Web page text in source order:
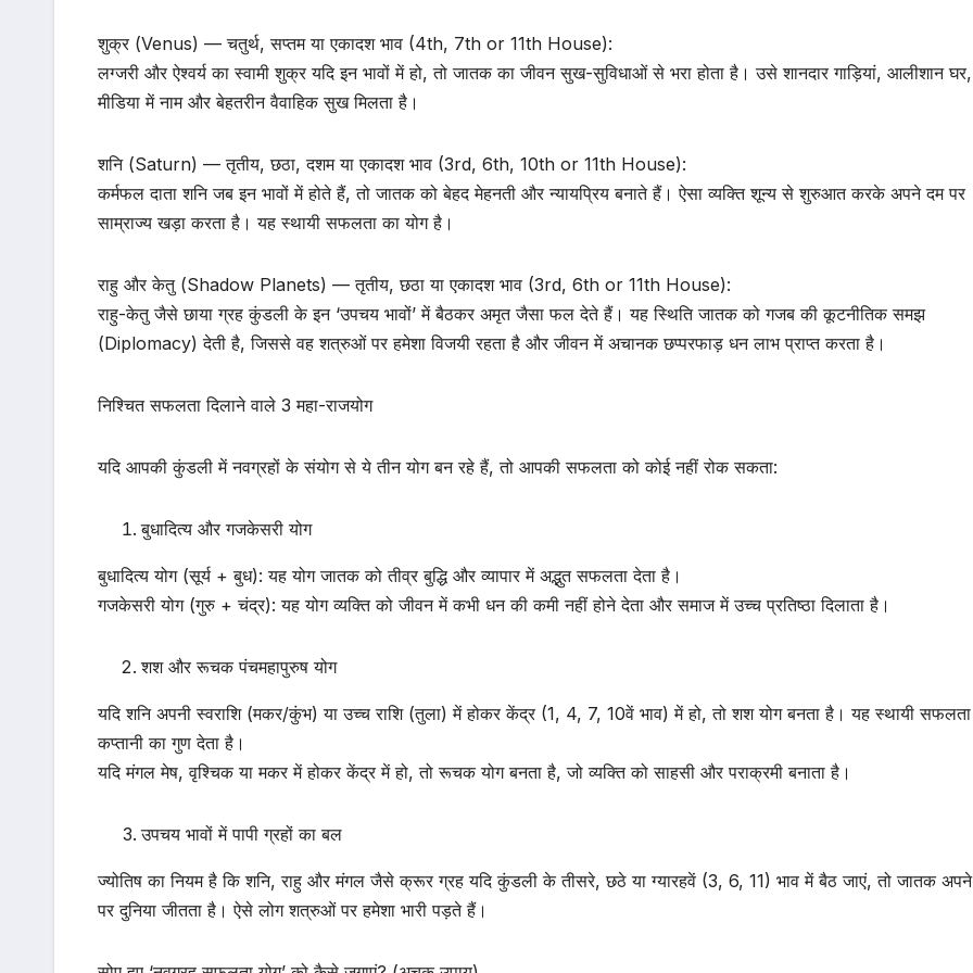
​शुक्र (Venus) — चतुर्थ, सप्तम या एकादश भाव (4th, 7th or 11th House):
लग्जरी और ऐश्वर्य का स्वामी शुक्र यदि इन भावों में हो, तो जातक का जीवन सुख-सुविधाओं से भरा होता है। उसे शानदार गाड़ियां, आलीशान
मीडिया में नाम और बेहतरीन वैवाहिक सुख मिलता है।
​शनि (Saturn) — तृतीय, छठा, दशम या एकादश भाव (3rd, 6th, 10th or 11th House):
कर्मफल दाता शनि जब इन भावों में होते हैं, तो जातक को बेहद मेहनती और न्यायप्रिय बनाते हैं। ऐसा व्यक्ति शून्य से शुरुआत करके अपने दम पर
साम्राज्य खड़ा करता है। यह स्थायी सफलता का योग है।
​राहु और केतु (Shadow Planets) — तृतीय, छठा या एकादश भाव (3rd, 6th or 11th House):
राहु-केतु जैसे छाया ग्रह कुंडली के इन ‘उपचय भावों’ में बैठकर अमृत जैसा फल देते हैं। यह स्थिति जातक को गजब की कूटनीतिक समझ
(Diplomacy) देती है, जिससे वह शत्रुओं पर हमेशा विजयी रहता है और जीवन में अचानक छप्परफाड़ धन लाभ प्राप्त करता है।
निश्चित सफलता दिलाने वाले 3 महा-राजयोग
यदि आपकी कुंडली में नवग्रहों के संयोग से ये तीन योग बन रहे हैं, तो आपकी सफलता को कोई नहीं रोक सकता:
बुधादित्य और गजकेसरी योग
बुधादित्य योग (सूर्य + बुध): यह योग जातक को तीव्र बुद्धि और व्यापार में अद्भुत सफलता देता है।
गजकेसरी योग (गुरु + चंद्र): यह योग व्यक्ति को जीवन में कभी धन की कमी नहीं होने देता और समाज में उच्च प्रतिष्ठा दिलाता है।
शश और रूचक पंचमहापुरुष योग
यदि शनि अपनी स्वराशि (मकर/कुंभ) या उच्च राशि (तुला) में होकर केंद्र (1, 4, 7, 10वें भाव) में हो, तो शश योग बनता है। यह स्थायी
कप्तानी का गुण देता है।
यदि मंगल मेष, वृश्चिक या मकर में होकर केंद्र में हो, तो रूचक योग बनता है, जो व्यक्ति को साहसी और पराक्रमी बनाता है।
उपचय भावों में पापी ग्रहों का बल
ज्योतिष का नियम है कि शनि, राहु और मंगल जैसे क्रूर ग्रह यदि कुंडली के तीसरे, छठे या ग्यारहवें (3, 6, 11) भाव में बैठ जाएं, तो जातक
पर दुनिया जीतता है। ऐसे लोग शत्रुओं पर हमेशा भारी पड़ते हैं।